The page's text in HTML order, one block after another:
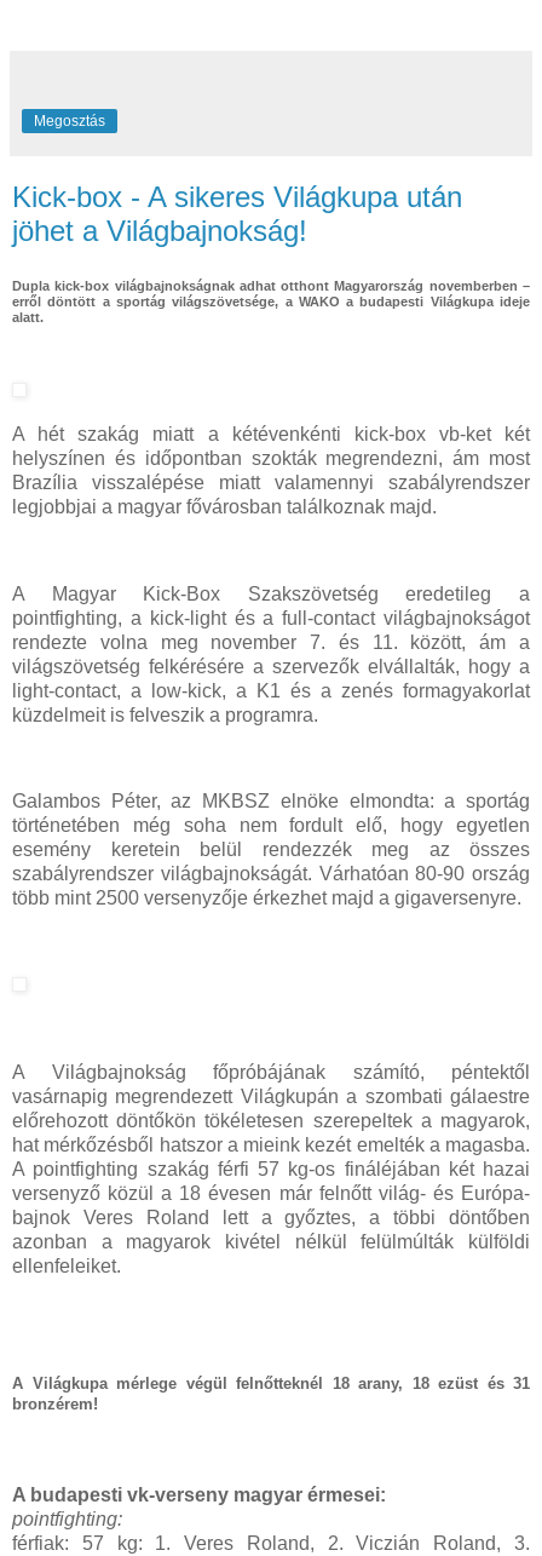
Megosztás
Kick-box - A sikeres Világkupa után
jöhet a Világbajnokság!
Dupla kick-box világbajnokságnak adhat otthont Magyarország novemberben –
erről döntött a sportág világszövetsége, a WAKO a budapesti Világkupa ideje
alatt.
A hét szakág miatt a kétévenkénti kick-box vb-ket két
helyszínen és időpontban szokták megrendezni, ám most
Brazília visszalépése miatt valamennyi szabályrendszer
legjobbjai a magyar fővárosban találkoznak majd.
A Magyar Kick-Box Szakszövetség eredetileg a
pointfighting, a kick-light és a full-contact világbajnokságot
rendezte volna meg november 7. és 11. között, ám a
világszövetség felkérésére a szervezők elvállalták, hogy a
light-contact, a low-kick, a K1 és a zenés formagyakorlat
küzdelmeit is felveszik a programra.
Galambos Péter, az MKBSZ elnöke elmondta: a sportág
történetében még soha nem fordult elő, hogy egyetlen
esemény keretein belül rendezzék meg az összes
szabályrendszer világbajnokságát. Várhatóan 80-90 ország
több mint 2500 versenyzője érkezhet majd a gigaversenyre.
A Világbajnokság főpróbájának számító, péntektől
vasárnapig megrendezett Világkupán a szombati gálaestre
előrehozott döntőkön tökéletesen szerepeltek a magyarok,
hat mérkőzésből hatszor a mieink kezét emelték a magasba.
A pointfighting szakág férfi 57 kg-os fináléjában két hazai
versenyző közül a 18 évesen már felnőtt világ- és Európa-
bajnok Veres Roland lett a győztes, a többi döntőben
azonban a magyarok kivétel nélkül felülmúlták külföldi
ellenfeleiket.
A Világkupa mérlege végül felnőtteknél 18 arany, 18 ezüst és 31
bronzérem!
A budapesti vk-verseny magyar érmesei:
pointfighting:
férfiak: 57 kg: 1. Veres Roland, 2. Viczián Roland, 3.